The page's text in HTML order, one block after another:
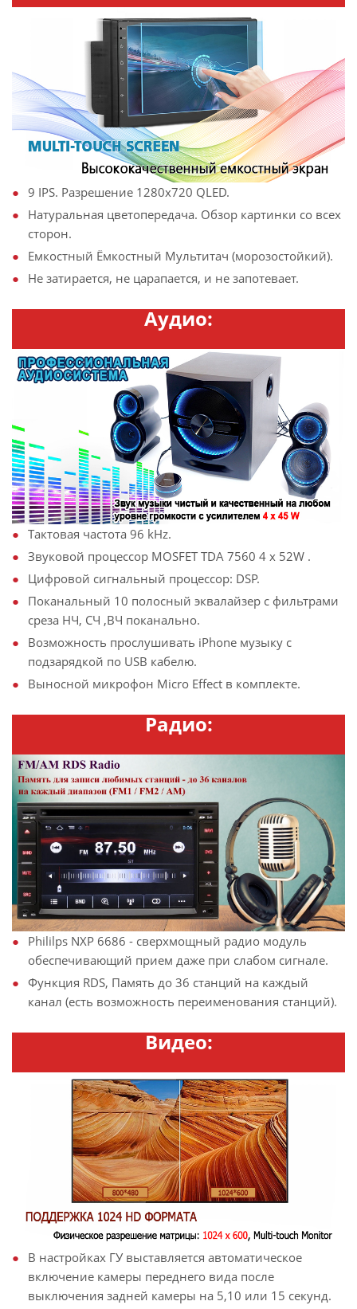
9 IPS. Разрешение 1280х720 QLED.
Натуральная цветопередача. Обзор картинки со всех
сторон.
Емкостный Ёмкостный Мультитач (морозостойкий).
Не затирается, не царапается, и не запотевает.
Аудио:
Тактовая частота 96 kHz.
Звуковой процессор MOSFET TDA 7560 4 x 52W .
Цифровой сигнальный процессор: DSP.
Поканальный 10 полосный эквалайзер с фильтрами
среза НЧ, СЧ ,ВЧ поканально.
Возможность прослушивать iPhone музыку с
подзарядкой по USB кабелю.
Выносной микрофон Micro Effect в комплекте.
Радио:
Phililps NXP 6686 - сверхмощный радио модуль
обеспечивающий прием даже при слабом сигнале.
Функция RDS, Память до 36 станций на каждый
канал (есть возможность переименования станций).
Видео:
В настройках ГУ выставляется автоматическое
включение камеры переднего вида после
выключения задней камеры на 5,10 или 15 секунд.